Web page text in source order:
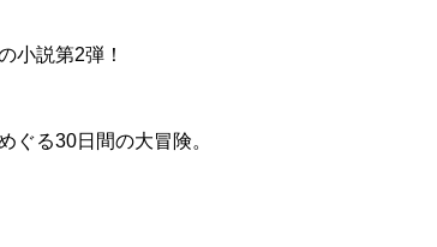
小説第2弾！
ぐる30日間の大冒険。